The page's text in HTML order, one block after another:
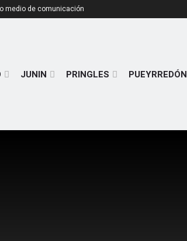
medio de comunicación
JUNIN PRINGLES PUEYRREDÓN